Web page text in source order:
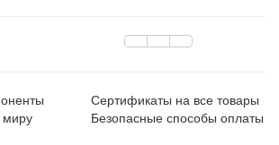
Сертификаты на все товары
миру
Безопасные способы оплаты